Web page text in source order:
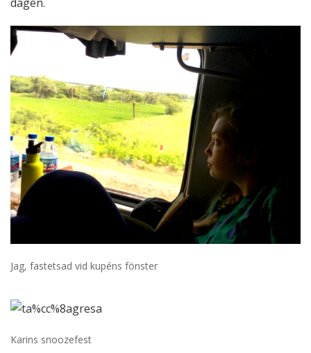
Jag, fastetsad vid kupéns fönster
Karins snoozefest